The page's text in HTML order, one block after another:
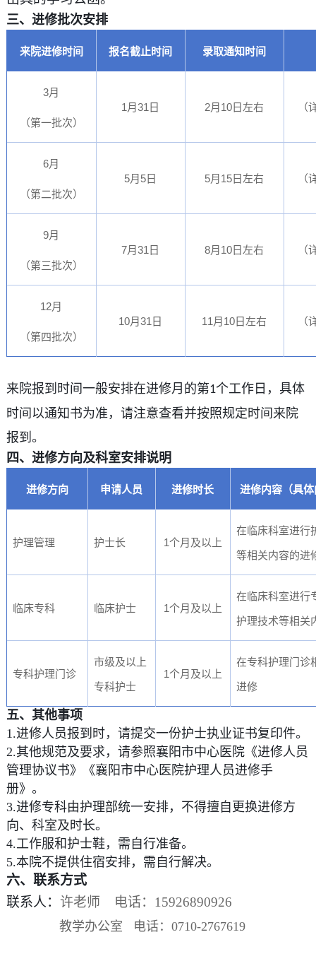
三、进修批次安排
来院进修时间 报名截止时间 录取通知 时间
3月
（第一批次）
1 月31 日 2月 10日左右 （
6月
（第二批次）
5月 5日 5月 15日左右 （
9月
（第三批次）
7月31 日 8月 10日左右 （
12月
（第四批次）
10月31 日 11 月 10日左右 （
来院报到时间一般安排在进修月的第1个工作日，具体
时间以通知书为准，请注意查看并按照规定时间来院
报到。
四 、进修方向及科室安排说明
进修方向 申请人员 进修时长 进修内容（具
护理管理 护士长 1个月及以上
在临床科室进行
等相关内容的进
临床专科 临床护士 1个月及以上
在临床科室进行
护理技术等相关
专科护理门诊
市级及以上
专科护士
1个月及以上
在专科护理门诊
进修
五、其他事项
1.进修人员报到时，请提交一份护士执业证书复印件。
2.其他规范及要求，请参照襄阳市中心医院《进修人员
管理协议书》《襄阳市中心医院护理人员进修手
册》。
3.进修专科由护理部统一安排，不得擅自更换进修方
向、科室及时长。
4.工作服和护士鞋，需自行准备。
5.本院不提供住宿安排，需自行解决。
六、联系方式
联系人： 许老师 电话：15926890926
教学办公室 电话：0710-2767619